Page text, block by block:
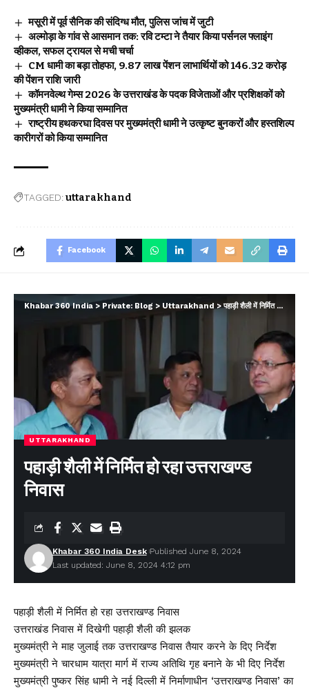
मसूरी में पूर्व सैनिक की संदिग्ध मौत, पुलिस जांच में जुटी
अल्मोड़ा के गांव से आसमान तक: रवि टम्टा ने तैयार किया पर्सनल फ्लाइंग
व्हीकल, सफल ट्रायल से मची चर्चा
CM धामी का बड़ा तोहफा, 9.87 लाख पेंशन लाभार्थियों को ₹146.32 करोड़
की पेंशन राशि जारी
कॉमनवेल्थ गेम्स 2026 के उत्तराखंड के पदक विजेताओं और प्रशिक्षकों को
मुख्यमंत्री धामी ने किया सम्मानित
राष्ट्रीय हथकरघा दिवस पर मुख्यमंत्री धामी ने उत्कृष्ट बुनकरों और हस्तशिल्प
कारीगरों को किया सम्मानित
TAGGED:uttarakhand
Facebook
Khabar 360 India > Private: Blog > Uttarakhand >पहाड़ी शैली में निर्मित हो रहा उत्तराखण्ड निवास
UTTARAKHAND
पहाड़ी शैली में निर्मित हो रहा उत्तराखण्ड
निवास
Last updated: June 8, 2024 4:12 pm
Khabar 360 India Desk Published June 8, 2024
पहाड़ी शैली में निर्मित हो रहा उत्तराखण्ड निवास
उत्तराखंड निवास में दिखेगी पहाड़ी शैली की झलक
मुख्यमंत्री ने माह जुलाई तक उत्तराखण्ड निवास तैयार करने के दिए निर्देश
मुख्यमंत्री ने चारधाम यात्रा मार्ग में राज्य अतिथि गृह बनाने के भी दिए निर्देश
मुख्यमंत्री पुष्कर सिंह धामी ने नई दिल्ली में निर्माणाधीन ‘उत्तराखण्ड निवास’ का